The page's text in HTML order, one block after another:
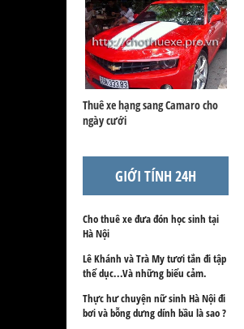
Thuê xe hạng sang Camaro cho
ngày cưới
GIỚI TÍNH 24H
Cho thuê xe đưa đón học sinh tại
Hà Nội
Lê Khánh và Trà My tươi tắn đi tập
thể dục...Và những biểu cảm.
Thực hư chuyện nữ sinh Hà Nội đi
bơi và bỗng dưng dính bầu là sao ?